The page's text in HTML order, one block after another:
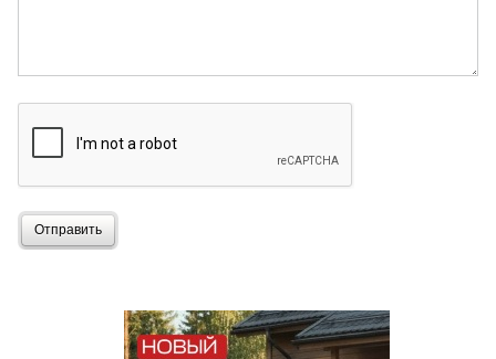
Отправить